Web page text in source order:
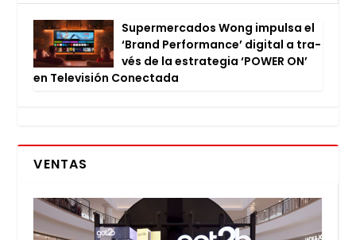
Super­mer­ca­dos Wong impul­sa el
‘Brand Per­for­man­ce’ digi­tal a tra­
vés de la estra­te­gia ‘POWER ON’
en Tele­vi­sión Conec­ta­da
VENTAS